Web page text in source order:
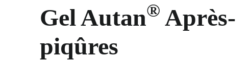
Gel Autan® Après-
piqûres